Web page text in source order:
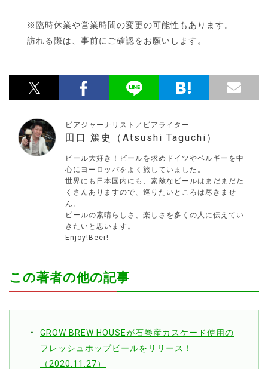
※臨時休業や営業時間の変更の可能性もあります。
訪れる際は、事前にご確認をお願いします。
ビアジャーナリスト／ビアライター
田口 篤史（Atsushi Taguchi）
ビール大好き！ビールを求めドイツやベルギーを中
心にヨーロッパをよく旅していました。
世界にも日本国内にも、素敵なビールはまだまだた
くさんありますので、巡りたいところは尽きませ
ん。
ビールの素晴らしさ、楽しさを多くの人に伝えてい
きたいと思います。
Enjoy!Beer!
この著者の他の記事
GROW BREW HOUSEが石巻産カスケード使用の
フレッシュホップビールをリリース！
（2020.11.27）